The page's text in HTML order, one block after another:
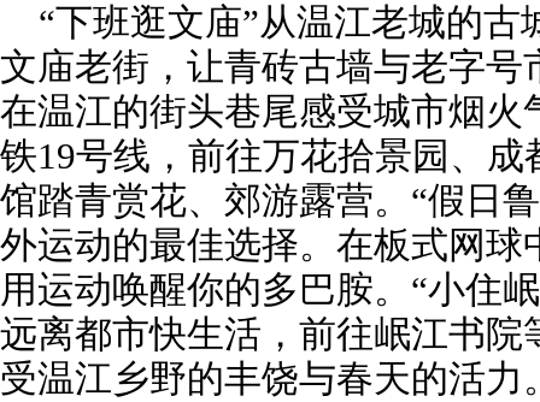
“下班逛文庙”从温江老城的
文庙老街，让青砖古墙与老字
在温江的街头巷尾感受城市烟火
铁19号线，前往万花拾景园、
馆踏青赏花、郊游露营。“假日
外运动的最佳选择。在板式网
用运动唤醒你的多巴胺。“小住
远离都市快生活，前往岷江书
受温江乡野的丰饶与春天的活力